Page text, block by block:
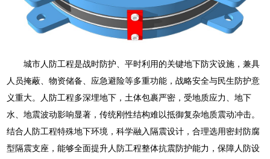
城市人防工程是战时防护、平时利用的关键地下防灾设施，兼具
人员掩蔽、物资储备、应急避险等多重功能，战略安全与民生防护意
义重大。人防工程多深埋地下，土体包裹严密，受地质应力、地下
水、地震波动影响显著，传统刚性结构难以抵御复杂地质震动冲击。
结合人防工程特殊地下环境，科学融入隔震设计，合理选用密封防腐
型隔震支座，能够全面提升人防工程整体抗震防护能力，保障人防设